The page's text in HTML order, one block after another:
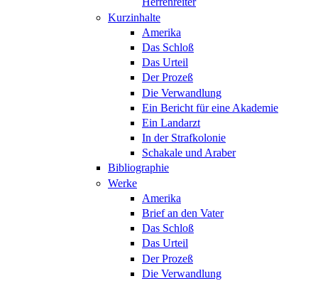
Kurzinhalte
Amerika
Das Schloß
Das Urteil
Der Prozeß
Die Verwandlung
Ein Bericht für eine Akademie
Ein Landarzt
In der Strafkolonie
Schakale und Araber
Bibliographie
Werke
Amerika
Brief an den Vater
Das Schloß
Das Urteil
Der Prozeß
Die Verwandlung